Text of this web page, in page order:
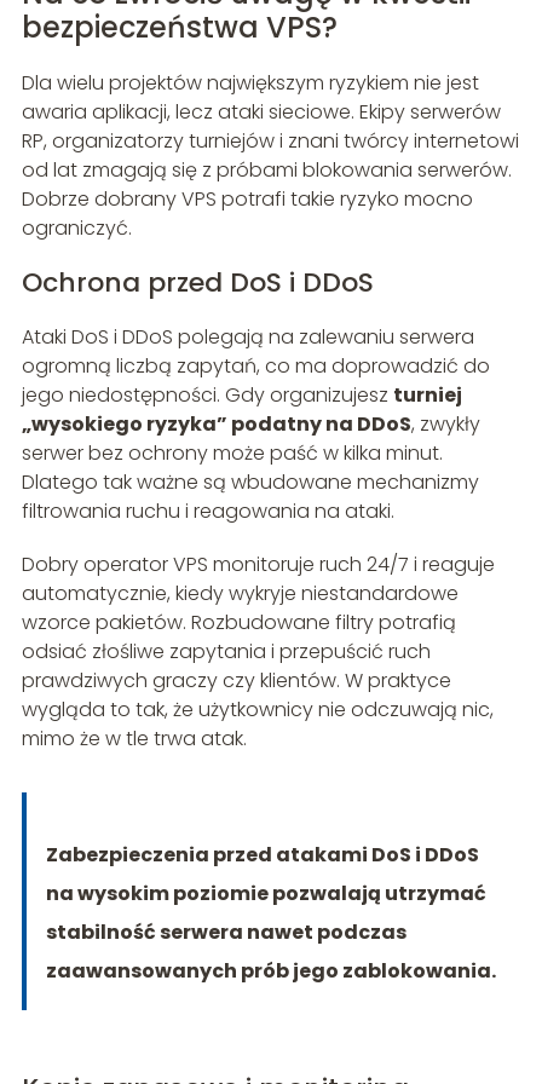
bezpieczeństwa VPS?
Dla wielu projektów największym ryzykiem nie jest
awaria aplikacji, lecz ataki sieciowe. Ekipy serwerów
RP, organizatorzy turniejów i znani twórcy internetowi
od lat zmagają się z próbami blokowania serwerów.
Dobrze dobrany VPS potrafi takie ryzyko mocno
ograniczyć.
Ochrona przed DoS i DDoS
Ataki DoS i DDoS polegają na zalewaniu serwera
ogromną liczbą zapytań, co ma doprowadzić do
jego niedostępności. Gdy organizujesz turniej
„wysokiego ryzyka” podatny na DDoS, zwykły
serwer bez ochrony może paść w kilka minut.
Dlatego tak ważne są wbudowane mechanizmy
filtrowania ruchu i reagowania na ataki.
Dobry operator VPS monitoruje ruch 24/7 i reaguje
automatycznie, kiedy wykryje niestandardowe
wzorce pakietów. Rozbudowane filtry potrafią
odsiać złośliwe zapytania i przepuścić ruch
prawdziwych graczy czy klientów. W praktyce
wygląda to tak, że użytkownicy nie odczuwają nic,
mimo że w tle trwa atak.
Zabezpieczenia przed atakami DoS i DDoS
na wysokim poziomie pozwalają utrzymać
stabilność serwera nawet podczas
zaawansowanych prób jego zablokowania.